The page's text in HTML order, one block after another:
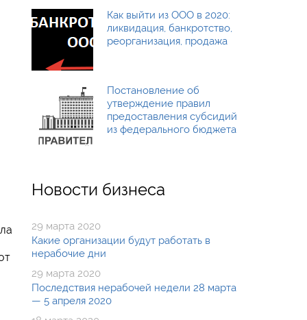
Как выйти из ООО в 2020:
ликвидация, банкротство,
реорганизация, продажа
Постановление об
утверждение правил
предоставления субсидий
из федерального бюджета
Новости бизнеса
29 марта 2020
Какие организации будут работать в
нерабочие дни
29 марта 2020
Последствия нерабочей недели 28 марта
— 5 апреля 2020